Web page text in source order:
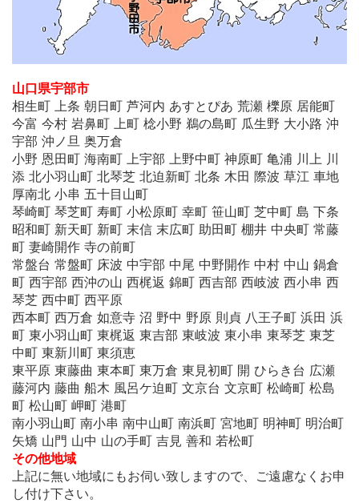
山口県宇部市
相生町 上条 朝日町 芦河内 あすとぴあ 荒瀬 櫟原 居能町
今富 今村 岩鼻町 上町 棯小野 鵜の島町 瓜生野 大小路 沖
宇部 沖ノ旦 奥万倉
小野 恩田町 海南町 上宇部 上野中町 神原町 亀浦 川上 川
添 北小羽山町 北琴芝 北迫新町 北条 木田 際波 草江 車地
厚南北 小串 五十目山町
琴崎町 琴芝町 寿町 小松原町 幸町 笹山町 芝中町 島 下条
昭和町 新天町 新町 末信 末広町 助田町 棚井 中央町 常藤
町 妻崎開作 寺の前町
常盤台 常盤町 床波 中宇部 中尾 中野開作 中村 中山 鍋倉
町 西宇部 西沖の山 西梶返 錦町 西吉部 西岐波 西小串 西
琴芝 西中町 西平原
西本町 西万倉 如意寺 沼 野中 野原 則貞 八王子町 浜田 浜
町 東小羽山町 東梶返 東吉部 東岐波 東小串 東琴芝 東芝
中町 東新川町 東須恵
東平原 東藤曲 東本町 東万倉 東見初町 開 ひらき台 広瀬
藤河内 藤曲 船木 風呂ケ迫町 文京台 文京町 松崎町 松島
町 松山町 岬町 港町
南小羽山町 南小串 南中山町 南浜町 宮地町 明神町 明治町
矢矯 山門 山中 山の手町 吉見 善和 若松町
その他地域
上記に無い地域にもお伺い致しますので、ご遠慮なくお申
し付け下さい。